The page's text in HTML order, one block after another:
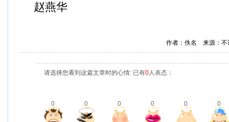
赵燕华
作者：佚名 来源：
请选择您看到这篇文章时的心情: 已有0人表态：
0 0 0 0 0 0